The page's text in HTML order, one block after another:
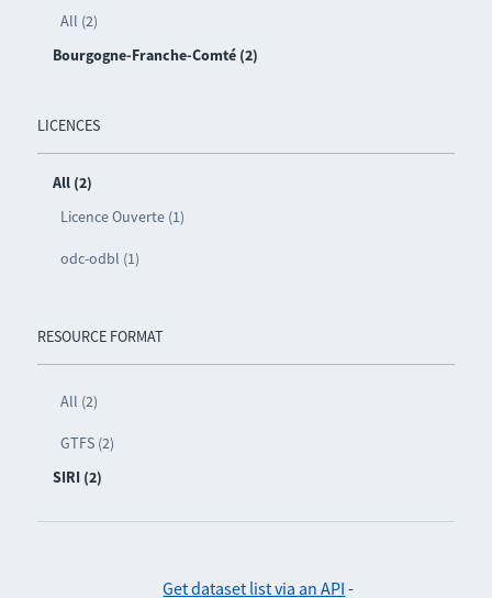
All (2)
Bourgogne-Franche-Comté (2)
LICENCES
All (2)
Licence Ouverte (1)
odc-odbl (1)
RESOURCE FORMAT
All (2)
GTFS (2)
SIRI (2)
Get dataset list via an API -